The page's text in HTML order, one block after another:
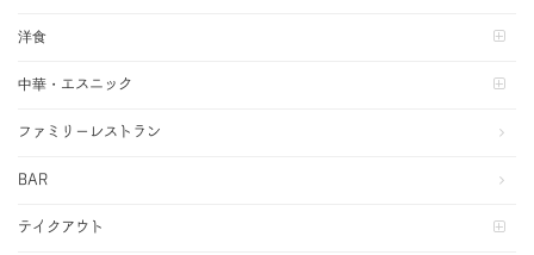
洋食
中華・エスニック
ファミリーレストラン
BAR
テイクアウト